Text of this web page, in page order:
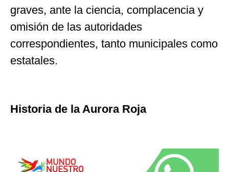
graves, ante la ciencia, complacencia y
omisión de las autoridades
correspondientes, tanto municipales como
estatales.
Historia de la Aurora Roja